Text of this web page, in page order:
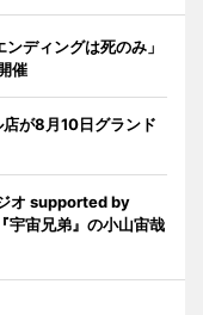
ディングは死のみ」
催
が8月10日グランド
オ supported by
宇宙兄弟』の小山宙哉